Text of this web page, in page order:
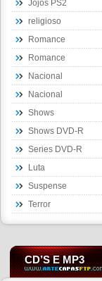
Jojos PS2
religioso
Romance
Romance
Nacional
Nacional
Shows
Shows DVD-R
Series DVD-R
Luta
Suspense
Terror
CD’S E MP3